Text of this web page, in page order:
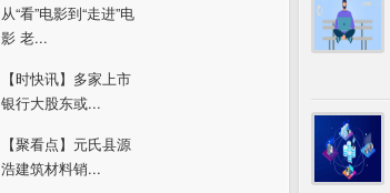
从“看”电影到“走进”电
影 老...
【时快讯】多家上市
银行大股东或...
【聚看点】元氏县源
浩建筑材料销...